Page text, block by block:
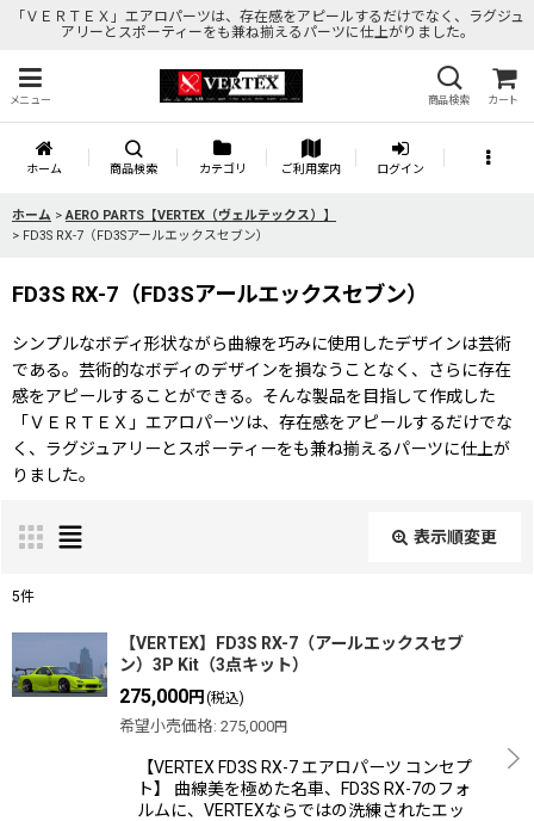
「ＶＥＲＴＥＸ」エアロパーツは、存在感をアピールするだけでなく、ラグジュ
アリーとスポーティーをも兼ね揃えるパーツに仕上がりました。
メニュー 商品検索 カート
ホーム 商品検索 カテゴリ ご利用案内 ログイン
ホーム > AERO PARTS【VERTEX（ヴェルテックス）】
> FD3S RX-7（FD3Sアールエックスセブン）
FD3S RX-7（FD3Sアールエックスセブン）
シンプルなボディ形状ながら曲線を巧みに使用したデザインは芸術
である。芸術的なボディのデザインを損なうことなく、さらに存在
感をアピールすることができる。そんな製品を目指して作成した
「ＶＥＲＴＥＸ」エアロパーツは、存在感をアピールするだけでな
く、ラグジュアリーとスポーティーをも兼ね揃えるパーツに仕上が
りました。
表示順変更
表示数:
絞り込む
5件
【VERTEX】FD3S RX-7（アールエックスセブ
ン）3P Kit（3点キット）
275,000円 (税込)
希望小売価格: 275,000円
【VERTEX FD3S RX-7 エアロパーツ コンセプ
ト】 曲線美を極めた名車、FD3S RX-7のフォ
ルムに、VERTEXならではの洗練されたエッ